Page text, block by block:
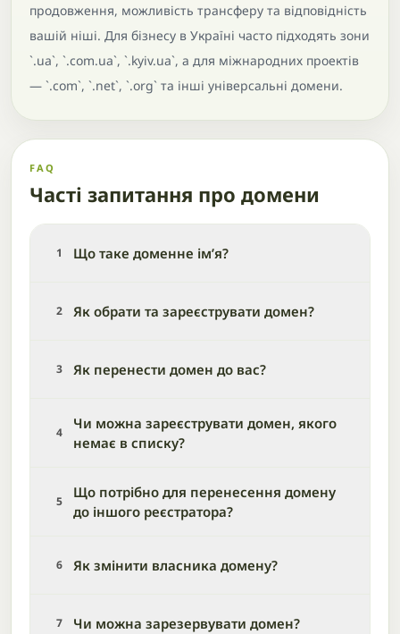
продовження, можливість трансферу та відповідність
вашій ніші. Для бізнесу в Україні часто підходять зони
`.ua`, `.com.ua`, `.kyiv.ua`, а для міжнародних проектів
— `.com`, `.net`, `.org` та інші універсальні домени.
FAQ
Часті запитання про домени
1 Що таке доменне ім’я?
2 Як обрати та зареєструвати домен?
3 Як перенести домен до вас?
4
Чи можна зареєструвати домен, якого
немає в списку?
5
Що потрібно для перенесення домену
до іншого реєстратора?
6 Як змінити власника домену?
7 Чи можна зарезервувати домен?